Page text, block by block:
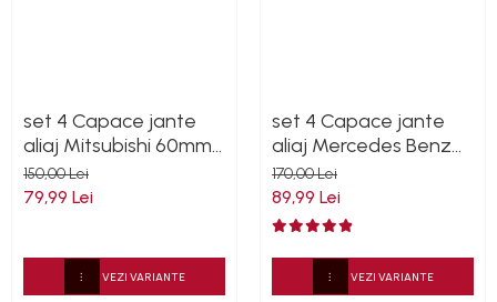
set 4 Capace jante
aliaj Mitsubishi 60mm
MR554097
150,00 Lei
79,99 Lei
VEZI VARIANTE
set 4 Capace jante
aliaj Mercedes Benz
AMG 75mm (inel
prindere)
A0004003100
170,00 Lei
89,99 Lei
VEZI VARIANTE